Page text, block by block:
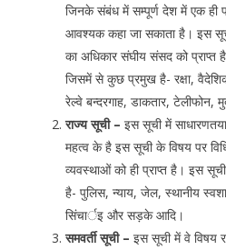
जिनके संबंध में सम्पूर्ण देश में एक ही
आवश्यक कहा जा सकाता है। इस सूची
का अधिकार संघीय संसद को
जिसमें से कुछ प्रमुख है- रक्षा,
रेल्वे बन्दरगाह, डाकतार, टेलीफोन,
राज्य सूची – इस सूची में
महत्व के है इस सूची के विषय पर विधि
व्यवस्थाओं को ही प्राप्त है। इस
है- पुलिस, न्याय, जेल, स्थानीय
सिंचार्इ और सड़के आदि।
समवर्ती सूची – इस सूची में वे विषय